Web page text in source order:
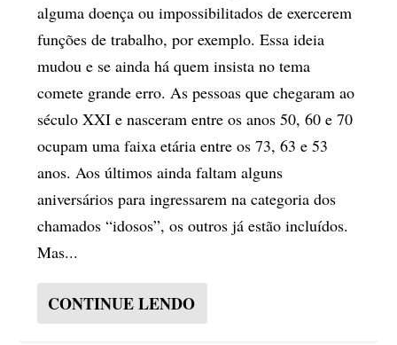
alguma doença ou impossibilitados de exercerem
funções de trabalho, por exemplo. Essa ideia
mudou e se ainda há quem insista no tema
comete grande erro. As pessoas que chegaram ao
século XXI e nasceram entre os anos 50, 60 e 70
ocupam uma faixa etária entre os 73, 63 e 53
anos. Aos últimos ainda faltam alguns
aniversários para ingressarem na categoria dos
chamados “idosos”, os outros já estão incluídos.
Mas...
CONTINUE LENDO